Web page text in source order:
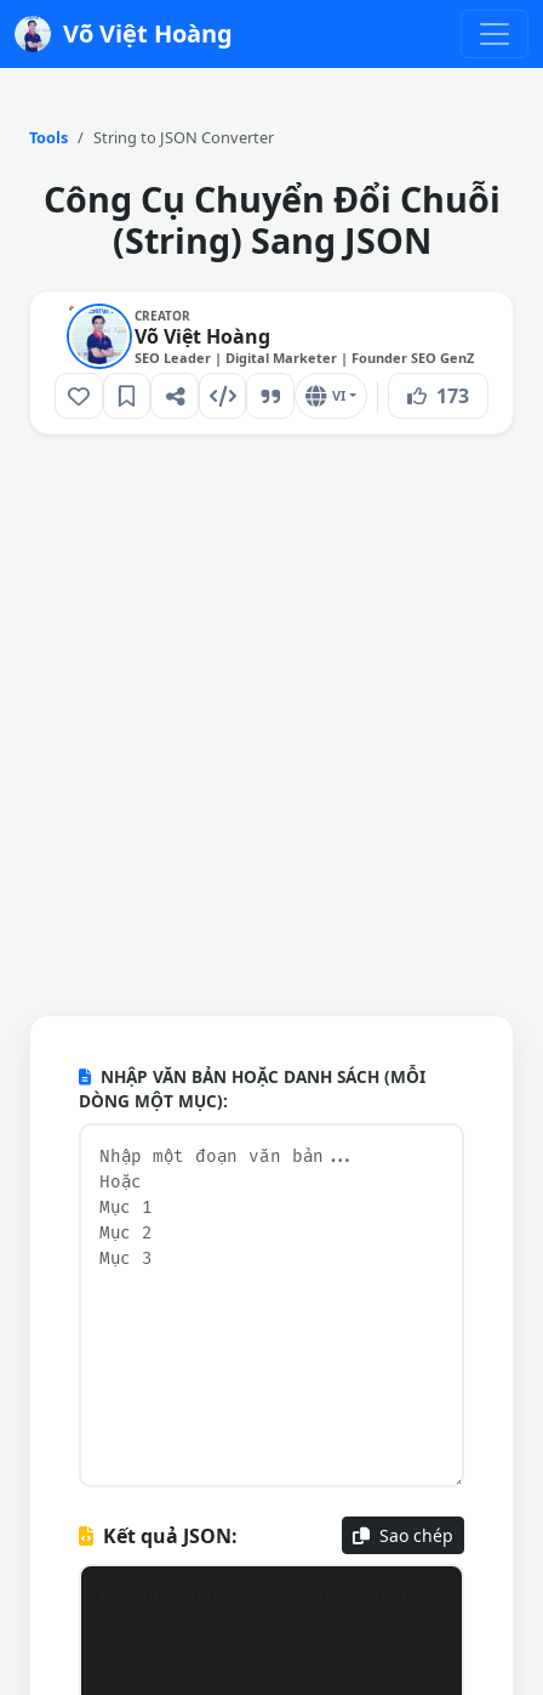
Võ Việt Hoàng
Tools String to JSON Converter
Công Cụ Chuyển Đổi Chuỗi
(String) Sang JSON
CREATOR
Võ Việt Hoàng
SEO Leader | Digital Marketer | Founder SEO GenZ
VI 173
NHẬP VĂN BẢN HOẶC DANH SÁCH (MỖI
DÒNG MỘT MỤC):
Kết quả JSON: Sao chép